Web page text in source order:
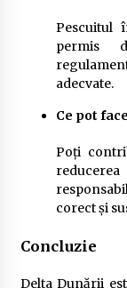
Pescuitul
permis
adecvate.
Ce pot
Poți
corect și
Concluzie
Delta Dunării